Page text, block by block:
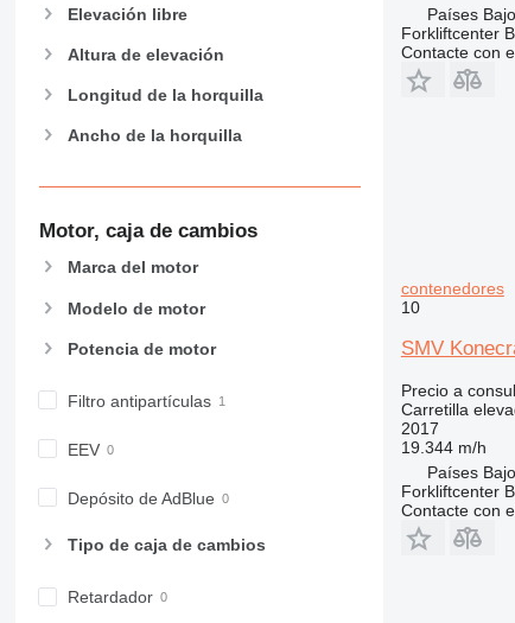
Elevación libre
Altura de elevación
Longitud de la horquilla
Ancho de la horquilla
Motor, caja de cambios
Marca del motor
Modelo de motor
Potencia de motor
Filtro antipartículas
EEV
Depósito de AdBlue
Tipo de caja de cambios
Retardador
Países
Forkliftcenter
Contacte con
contenedores
10
SMV
Precio a
Carretilla
2017
19.344 m/h
Países
Forkliftcenter
Contacte con